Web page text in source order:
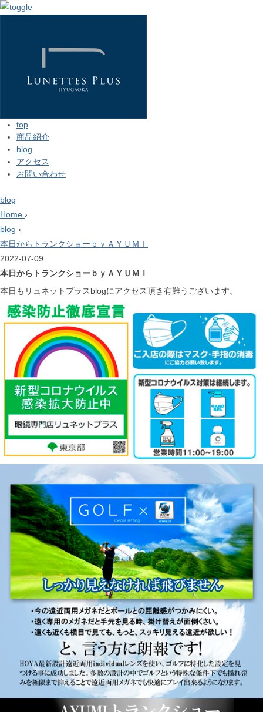
top
商品紹介
blog
アクセス
お問い合わせ
blog
Home ›
blog ›
本日からトランクショーｂｙＡＹＵＭＩ
2022-07-09
本日からトランクショーｂｙＡＹＵＭＩ
本日もリュネットプラスblogにアクセス頂き有難うございます。